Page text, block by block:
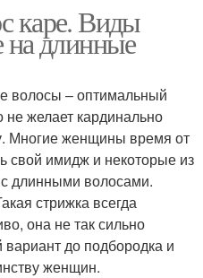
каре. Виды
на длинные
волосы – оптимальный
не желает кардинально
Многие женщины время от
свой имидж и некоторые из
с длинными волосами.
стрижка всегда
она не так сильно
вариант до подбородка и
женщин.